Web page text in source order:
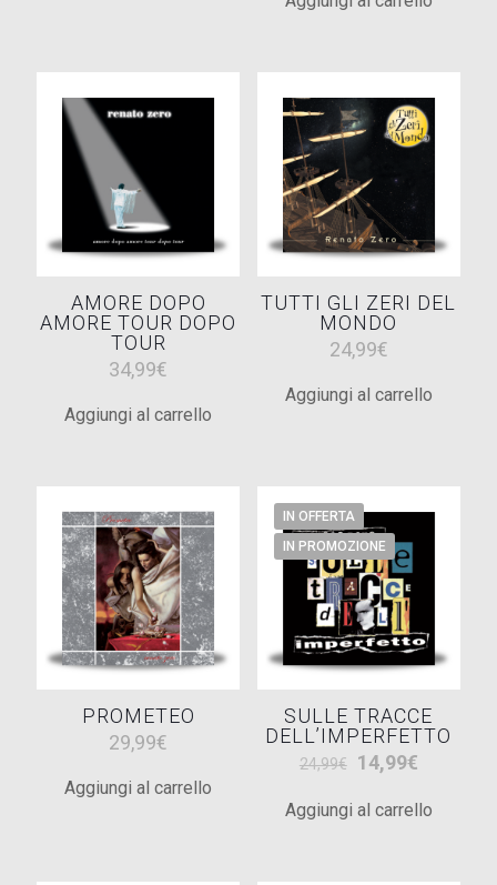
originaleattuale
AMORE DOPO
AMORE TOUR DOPO
TOUR
34,99€
Aggiungi al carrello
TUTTI GLI ZERI DEL
MONDO
24,99€
Aggiungi al carrello
PROMETEO
29,99€
Aggiungi al carrello
IN OFFERTA
IN PROMOZIONE
SULLE TRACCE
DELL’IMPERFETTO
24,99€ Il
originale
14,99€Il
attuale
Aggiungi al carrello